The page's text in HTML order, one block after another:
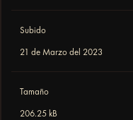
Subido
21 de Marzo del 2023
Tamaño
206.25 kB